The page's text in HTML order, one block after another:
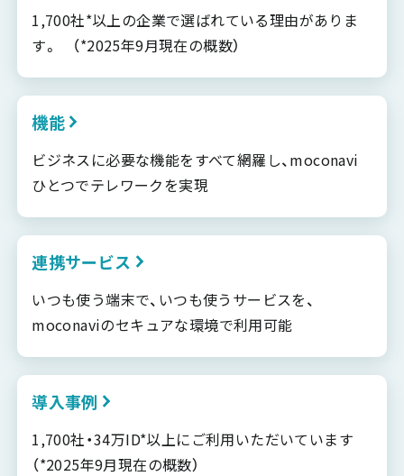
1,700社*以上の企業で選ばれている理由がありま
す。 （*2025年9月現在の概数）
機能
ビジネスに必要な機能をすべて網羅し、moconavi
ひとつでテレワークを実現
連携サービス
いつも使う端末で、いつも使うサービスを、
moconaviのセキュアな環境で利用可能
導入事例
1,700社・34万ID*以上にご利用いただいています
（*2025年9月現在の概数）